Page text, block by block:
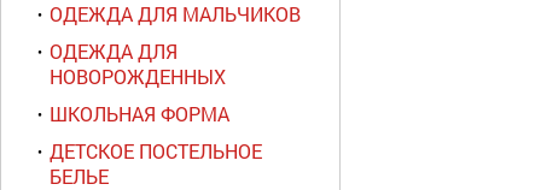
ОДЕЖДА ДЛЯ МАЛЬЧИКОВ
ОДЕЖДА ДЛЯ
НОВОРОЖДЕННЫХ
ШКОЛЬНАЯ ФОРМА
ДЕТСКОЕ ПОСТЕЛЬНОЕ
БЕЛЬЕ